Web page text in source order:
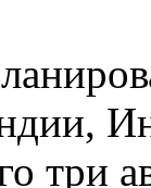
три